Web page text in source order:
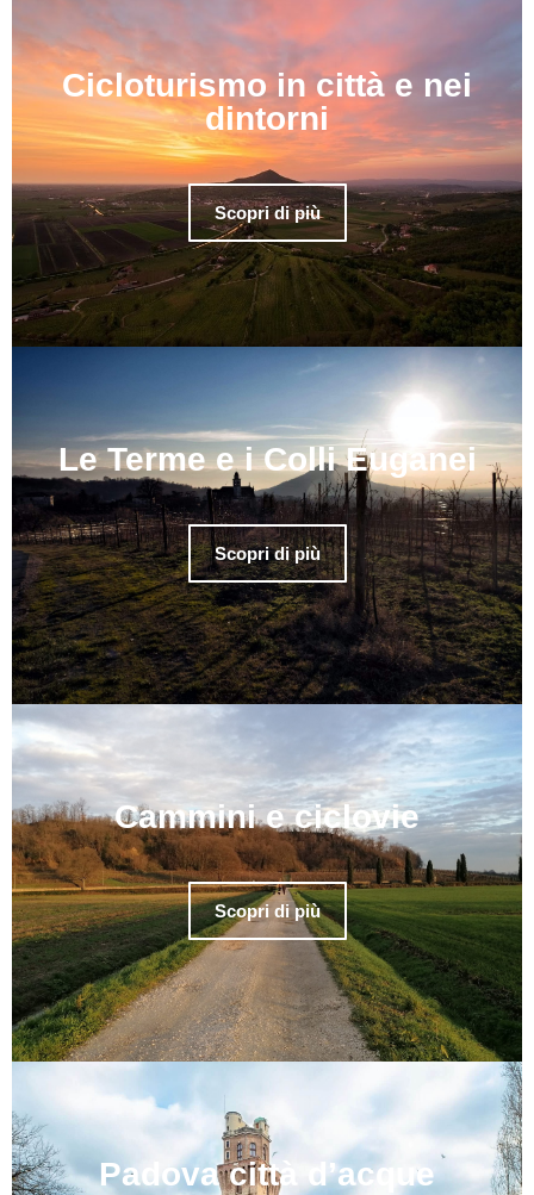
Cicloturismo in città e nei
dintorni
Scopri di più
Le Terme e i Colli Euganei
Scopri di più
Cammini e ciclovie
Scopri di più
Padova città d’acque